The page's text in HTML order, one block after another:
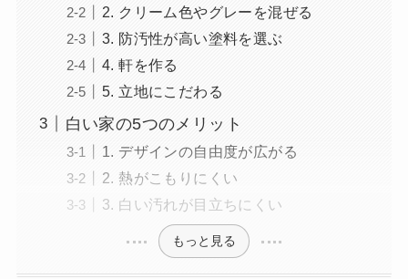
2. クリーム色やグレーを混ぜる
3. 防汚性が高い塗料を選ぶ
4. 軒を作る
5. 立地にこだわる
白い家の5つのメリット
1. デザインの自由度が広がる
2. 熱がこもりにくい
3. 白い汚れが目立ちにくい
もっと見る